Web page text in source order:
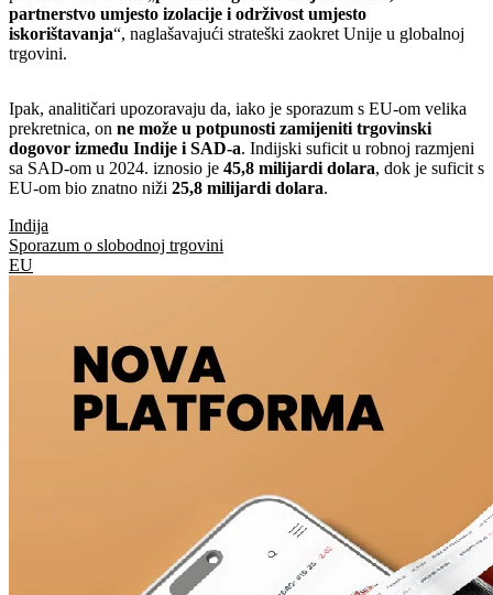
partnerstvo umjesto izolacije i održivost umjesto
iskorištavanja“, naglašavajući strateški zaokret Unije u globalnoj
trgovini.
Ipak, analitičari upozoravaju da, iako je sporazum s EU-om velika
prekretnica, on ne može u potpunosti zamijeniti trgovinski
dogovor između Indije i SAD-a. Indijski suficit u robnoj razmjeni
sa SAD-om u 2024. iznosio je 45,8 milijardi dolara, dok je suficit s
EU-om bio znatno niži 25,8 milijardi dolara.
Indija
Sporazum o slobodnoj trgovini
EU